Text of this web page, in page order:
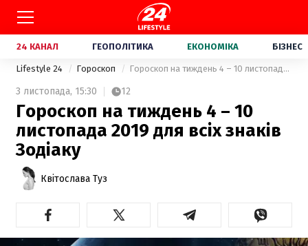
24 КАНАЛ ГЕОПОЛІТИКА ЕКОНОМІКА БІЗНЕС
Lifestyle 24 Гороскоп Гороскоп на тиждень 4 – 10 листопада 2019 для всіх знаків Зодіаку
3 листопада, 15:30 12
Гороскоп на тиждень 4 – 10
листопада 2019 для всіх знаків
Зодіаку
Квітослава Туз